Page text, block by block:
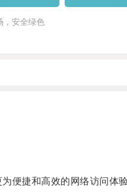
，安全绿色
便捷和高效的网络访问体验